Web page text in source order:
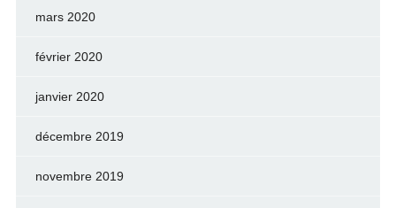
mars 2020
février 2020
janvier 2020
décembre 2019
novembre 2019